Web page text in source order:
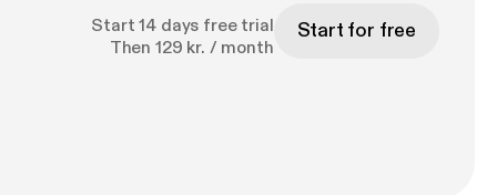
Start 14 days free trial
Then 129 kr. / month
Start for free